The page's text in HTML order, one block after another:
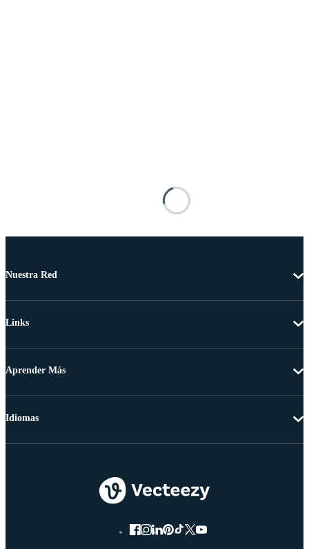
Nuestra Red
Links
Aprender Más
Idiomas